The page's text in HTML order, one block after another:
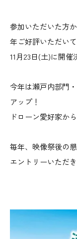
参加いただいた方
年ご好評いただい
11月23日(土)に開催
今年は瀬戸内部門
アップ！
ドローン愛好家か
毎年、映像祭後の
エントリーいただ